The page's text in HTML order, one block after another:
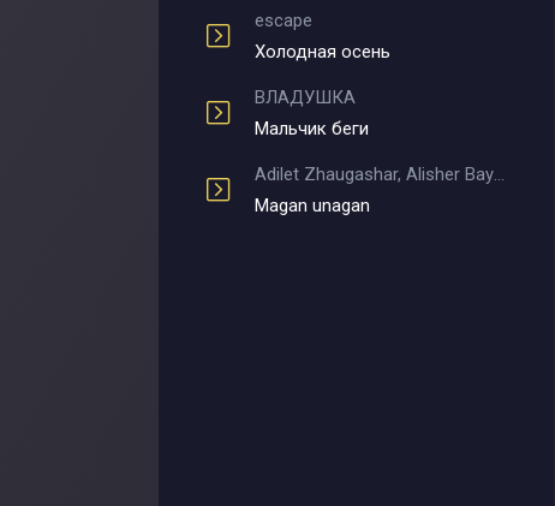
escape
Холодная осень
ВЛАДУШКА
Мальчик беги
Adilet Zhaugashar, Alisher Bayniyazov
Magan unagan